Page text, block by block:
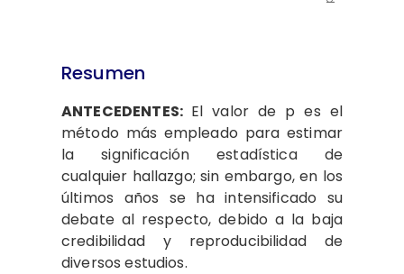
Resumen
ANTECEDENTES: El valor de p es el
método más empleado para estimar
la significación estadística de
cualquier hallazgo; sin embargo, en los
últimos años se ha intensificado su
debate al respecto, debido a la baja
credibilidad y reproducibilidad de
diversos estudios.